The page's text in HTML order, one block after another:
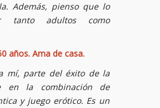
Además, pienso que lo
tanto adultos como
años. Ama de casa.
mí, parte del éxito de la
en la combinación de
y juego erótico. Es un